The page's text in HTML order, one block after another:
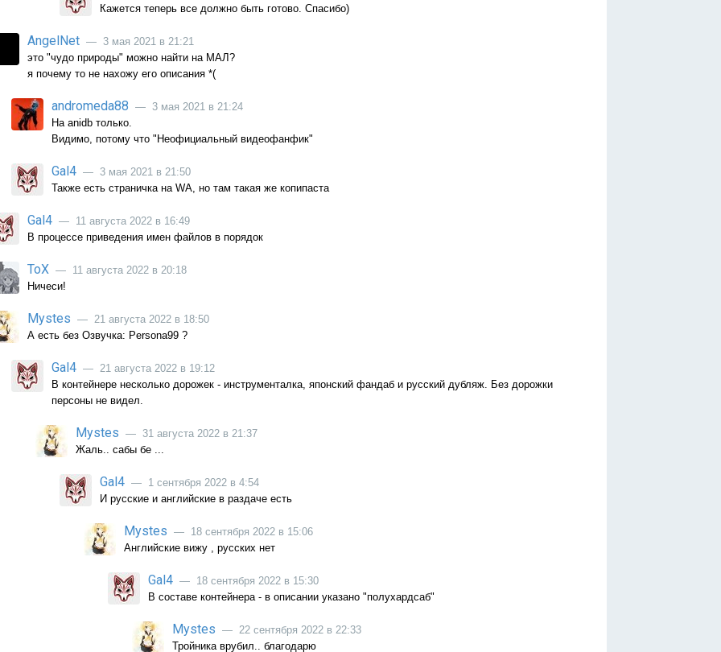
Кажется теперь все должно быть готово. Спасибо)
AngelNet — 3 мая 2021 в 21:21
это "чудо природы" можно найти на МАЛ?
я почему то не нахожу его описания *(
andromeda88 — 3 мая 2021 в 21:24
На anidb только.
Видимо, потому что "Неофициальный видеофанфик"
Gal4 — 3 мая 2021 в 21:50
Также есть страничка на WA, но там такая же копипаста
Gal4 — 11 августа 2022 в 16:49
В процессе приведения имен файлов в порядок
ТоХ — 11 августа 2022 в 20:18
Ничеси!
Mystes — 21 августа 2022 в 18:50
А есть без Озвучка: Persona99 ?
Gal4 — 21 августа 2022 в 19:12
В контейнере несколько дорожек - инструменталка, японский фандаб и русский дубляж. Без дорожки
персоны не видел.
Mystes — 31 августа 2022 в 21:37
Жаль.. сабы бе ...
Gal4 — 1 сентября 2022 в 4:54
И русские и английские в раздаче есть
Mystes — 18 сентября 2022 в 15:06
Английские вижу , русских нет
Gal4 — 18 сентября 2022 в 15:30
В составе контейнера - в описании указано "полухардсаб"
Mystes — 22 сентября 2022 в 22:33
Тройника врубил.. благодарю